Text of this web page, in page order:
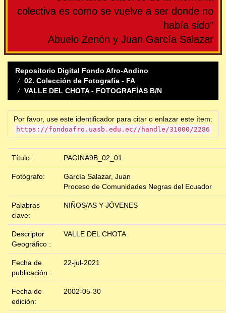
colectiva es como se vuelve a ser donde no
había sido"
Abuelo Zenón y Juan García Salazar
Repositorio Digital Fondo Afro-Andino
02. Colección de Fotografía - FA
VALLE DEL CHOTA - FOTOGRAFÍAS B/N
Por favor, use este identificador para citar o enlazar este ítem:
https://fondoafro.uasb.edu.ec//handle/31000/2286
Título : PAGINA9B_02_01
Fotógrafo:
García Salazar, Juan
Proceso de Comunidades Negras del Ecuador
Palabras
clave:
NIÑOS/AS Y JÓVENES
Descriptor
Geográfico :
VALLE DEL CHOTA
Fecha de
publicación :
22-jul-2021
Fecha de
edición:
2002-05-30